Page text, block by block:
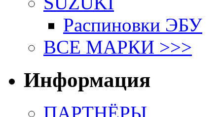
Распиновки ЭБУ
ВСЕ МАРКИ >>>
Информация